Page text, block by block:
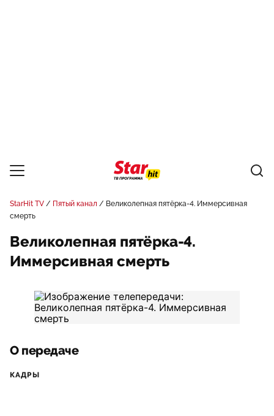
StarHit TV Пятый канал
Великолепная пятёрка-4. Иммерсивная
смерть
Великолепная пятёрка-4.
Иммерсивная смерть
О передаче
КАДРЫ